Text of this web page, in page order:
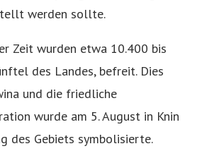
werden sollte.
Zeit wurden etwa 10.400 bis
des Landes, befreit. Dies
und die friedliche
wurde am 5. August in Knin
des Gebiets symbolisierte.